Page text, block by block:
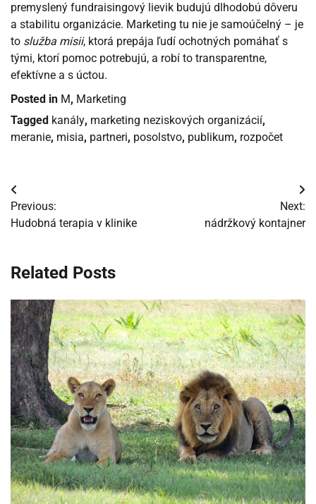
premyslený fundraisingový lievik budujú dlhodobú dôveru
a stabilitu organizácie. Marketing tu nie je samoúčelný – je
to služba misii, ktorá prepája ľudí ochotných pomáhať s
tými, ktorí pomoc potrebujú, a robí to transparentne,
efektívne a s úctou.
Posted in M, Marketing
Tagged kanály, marketing neziskových organizácií,
meranie, misia, partneri, posolstvo, publikum, rozpočet
Navigácia
v
Previous:
Hudobná terapia v klinike
Next:
nádržkový kontajner
Related Posts